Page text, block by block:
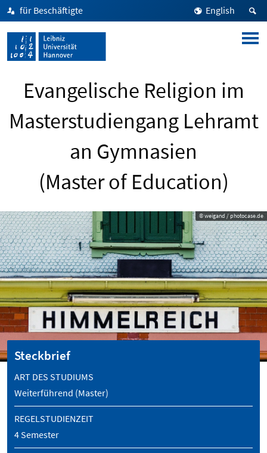
für Beschäftigte English
Evangelische Religion im
Masterstudiengang Lehramt
an Gymnasien
(Master of Education)
© weigand / photocase.de
Steckbrief
ART DES STUDIUMS
Weiterführend (Master)
REGELSTUDIENZEIT
4 Semester